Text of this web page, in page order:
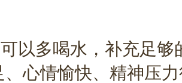
多喝水，补充足够
心情愉快、精神压